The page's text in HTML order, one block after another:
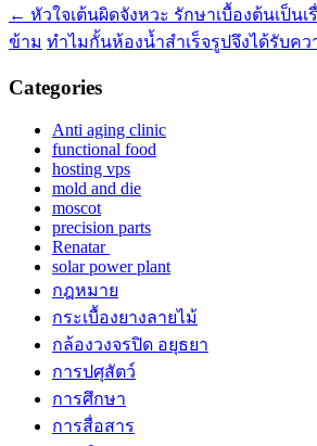
← หัวใจเต้นผิดจังหวะ รักษาเบื้องต้นเป็น
ข้าม ทำไมกั้นห้องน้ำสำเร็จรูปจึงได้รับค
Categories
Anti aging clinic
functional food
hosting vps
mold and die
moscot
precision parts
Renatar
solar power plant
กฎหมาย
กระเบื้องยางลายไม้
กล้องวงจรปิด อยุธยา
การปศุสัตว์
การศึกษา
การสื่อสาร